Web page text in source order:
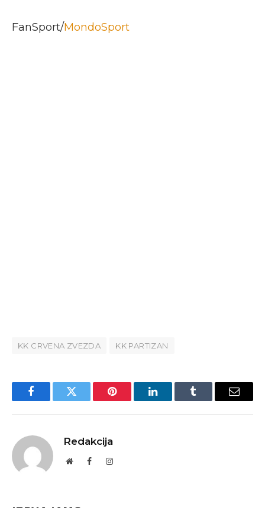
FanSport/MondoSport
KK CRVENA ZVEZDA KK PARTIZAN
FacebookTwitter Pinterest LinkedInTumblr Email
Redakcija
WebsiteFacebookInstagram